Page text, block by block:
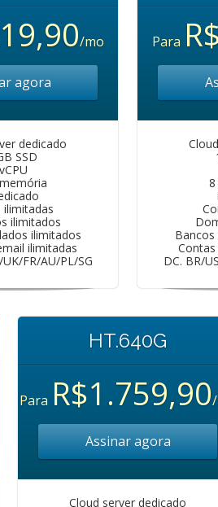
/mo
agora
dedicado
SSD
ilimitadas
ilimitados
ilimitados
ilimitadas
FR/AU/PL/SG
Para
DC. BR/
HT.640G
Para R$1.759,90
Assinar agora
Cloud server dedicado